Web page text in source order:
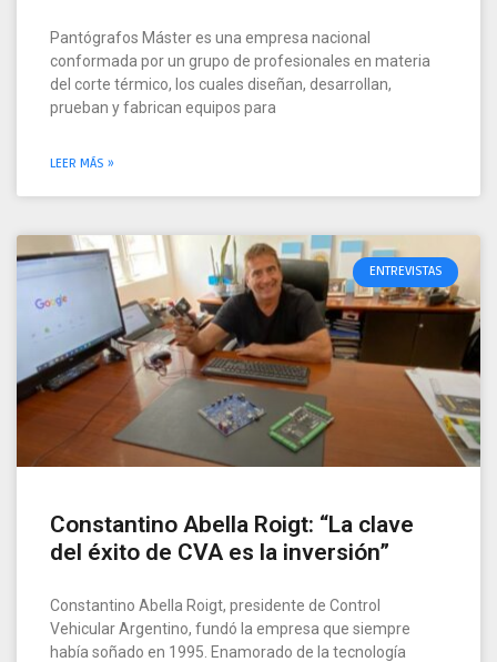
Pantógrafos Máster es una empresa nacional
conformada por un grupo de profesionales en materia
del corte térmico, los cuales diseñan, desarrollan,
prueban y fabrican equipos para
LEER MÁS »
ENTREVISTAS
Constantino Abella Roigt: “La clave
del éxito de CVA es la inversión”
Constantino Abella Roigt, presidente de Control
Vehicular Argentino, fundó la empresa que siempre
había soñado en 1995. Enamorado de la tecnología